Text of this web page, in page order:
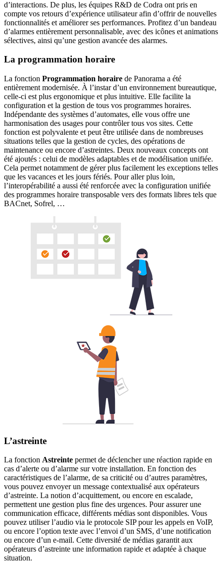
d’interactions. De plus, les équipes R&D de Codra ont pris en
compte vos retours d’expérience utilisateur afin d’offrir de nouvelles
fonctionnalités et améliorer ses performances. Profitez d’un bandeau
d’alarmes entièrement personnalisable, avec des icônes et animations
sélectives, ainsi qu’une gestion avancée des alarmes.
La programmation horaire
La fonction Programmation horaire de Panorama a été
entièrement modernisée. À l’instar d’un environnement bureautique,
celle-ci est plus ergonomique et plus intuitive. Elle facilite la
configuration et la gestion de tous vos programmes horaires.
Indépendante des systèmes d’automates, elle vous offre une
harmonisation des usages pour contrôler tous vos sites. Cette
fonction est polyvalente et peut être utilisée dans de nombreuses
situations telles que la gestion de cycles, des opérations de
maintenance ou encore d’astreintes. Deux nouveaux concepts ont
été ajoutés : celui de modèles adaptables et de modélisation unifiée.
Cela permet notamment de gérer plus facilement les exceptions telles
que les vacances et les jours fériés. Pour aller plus loin,
l’interopérabilité a aussi été renforcée avec la configuration unifiée
des programmes horaire transposable vers des formats libres tels que
BACnet, Sofrel, …
L’astreinte
La fonction Astreinte permet de déclencher une réaction rapide en
cas d’alerte ou d’alarme sur votre installation. En fonction des
caractéristiques de l’alarme, de sa criticité ou d’autres paramètres,
vous pouvez envoyer un message contextualisé aux opérateurs
d’astreinte. La notion d’acquittement, ou encore en escalade,
permettent une gestion plus fine des urgences. Pour assurer une
communication efficace, différents médias sont disponibles. Vous
pouvez utiliser l’audio via le protocole SIP pour les appels en VoIP,
ou encore l’option texte avec l’envoi d’un SMS, d’une notification
ou encore d’un e-mail. Cette diversité de médias garantit aux
opérateurs d’astreinte une information rapide et adaptée à chaque
situation.